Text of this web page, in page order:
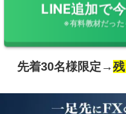
LINE追加で
※有料教材だった
先着30名様限定→